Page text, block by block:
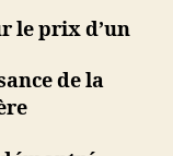
le prix d’un
de la